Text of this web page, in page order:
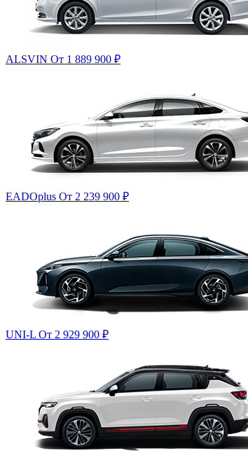
ALSVIN От 1 889 900 ₽
EADOplus От 2 239 900 ₽
UNI-L От 2 929 900 ₽